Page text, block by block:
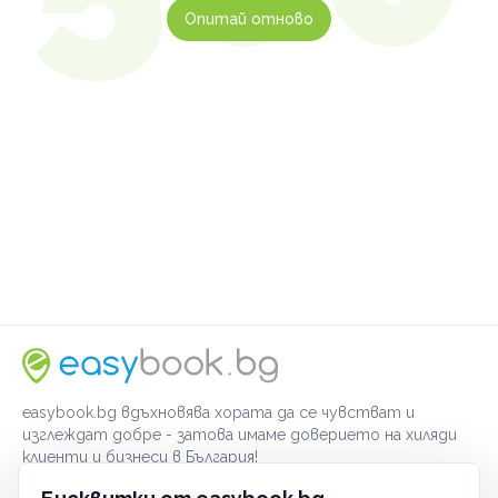
Опитай отново
easybook.bg вдъхновява хората да се чувстват и
изглеждат добре - затова имаме доверието на хиляди
клиенти и бизнеси в България!